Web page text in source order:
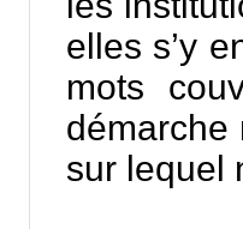
elles s’y
mots
sur lequel